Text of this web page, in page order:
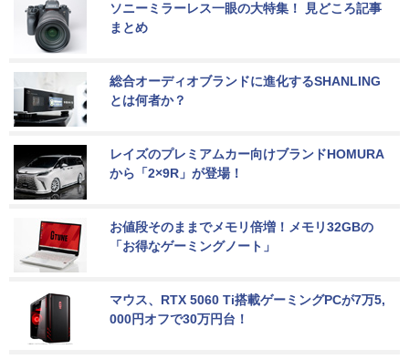
ソニーミラーレス一眼の大特集！ 見どころ記事
まとめ
総合オーディオブランドに進化するSHANLING
とは何者か？
レイズのプレミアムカー向けブランドHOMURA
から「2×9R」が登場！
お値段そのままでメモリ倍増！メモリ32GBの
「お得なゲーミングノート」
マウス、RTX 5060 Ti搭載ゲーミングPCが7万5,
000円オフで30万円台！